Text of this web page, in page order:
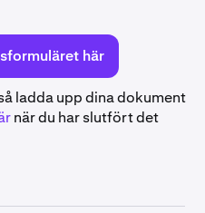
här
ladda upp dina dokument
när du har slutfört det